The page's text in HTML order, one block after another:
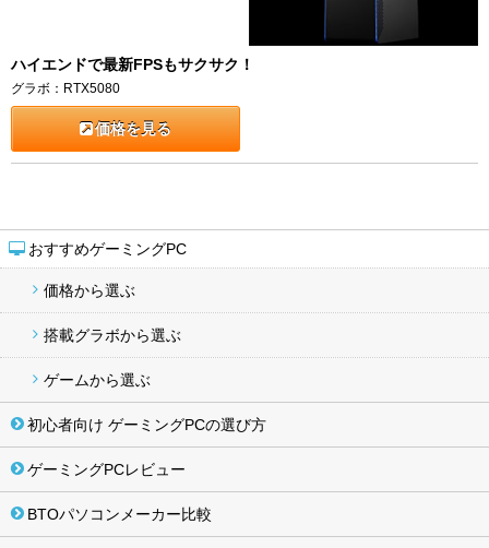
おすすめゲーミングPC
価格から選ぶ
搭載グラボから選ぶ
ゲームから選ぶ
初心者向け ゲーミングPCの選び方
ゲーミングPCレビュー
BTOパソコンメーカー比較
ハイエンドで最新FPSもサクサク！
グラボ：RTX5080
価格を見る